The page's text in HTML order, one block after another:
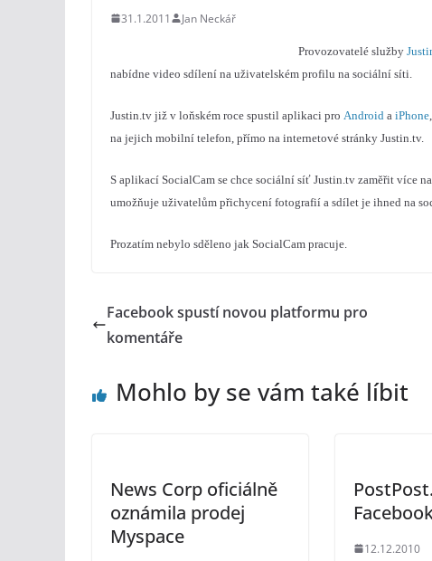
31.1.2011 Jan Neckář
Provozovatelé služby
nabídne video sdílení na uživatelském profilu na sociální síti.
Justin.tv již v loňském roce spustil aplikaci pro Android a iPhone
na jejich mobilní telefon, přímo na internetové stránky Justin.tv.
S aplikací SocialCam se chce sociální síť Justin.tv zaměřit více
umožňuje uživatelům přichycení fotografií a sdílet je ihned na
Prozatím nebylo sděleno jak SocialCam pracuje.
Facebook spustí novou platformu pro
komentáře
Mohlo by se vám také líbit
News Corp oficiálně
oznámila prodej
Myspace
12.12.2010